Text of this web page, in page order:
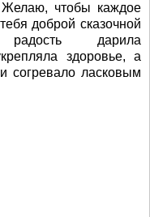
чтобы каждое
доброй сказочной
радость дарила
здоровье, а
согревало ласковым